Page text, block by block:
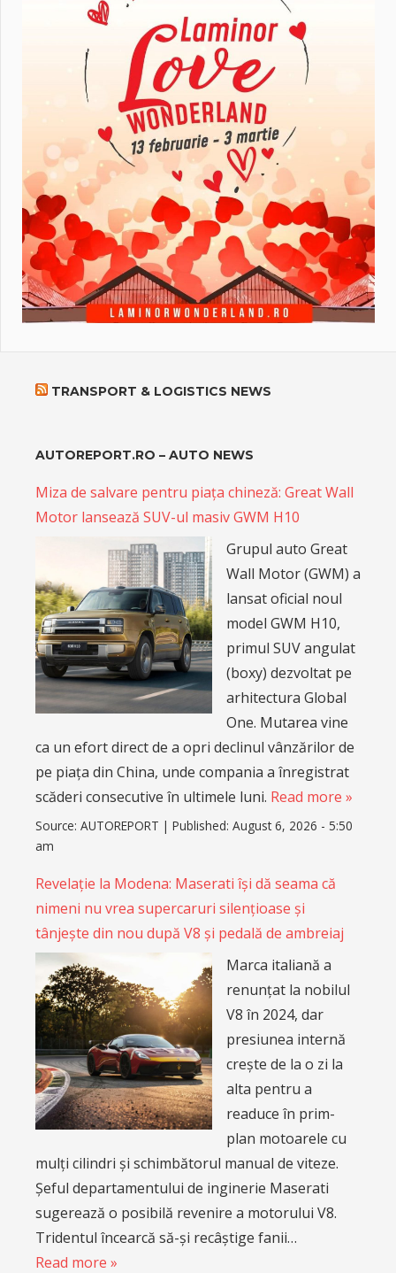
TRANSPORT & LOGISTICS NEWS
AUTOREPORT.RO – AUTO NEWS
Miza de salvare pentru piața chineză: Great Wall
Motor lansează SUV-ul masiv GWM H10
Grupul auto Great
Wall Motor (GWM) a
lansat oficial noul
model GWM H10,
primul SUV angulat
(boxy) dezvoltat pe
arhitectura Global
One. Mutarea vine
ca un efort direct de a opri declinul vânzărilor de
pe piața din China, unde compania a înregistrat
scăderi consecutive în ultimele luni. Read more »
Source: AUTOREPORT | Published: August 6, 2026 - 5:50
am
Revelație la Modena: Maserati își dă seama că
nimeni nu vrea supercaruri silențioase și
tânjește din nou după V8 și pedală de ambreiaj
Marca italiană a
renunțat la nobilul
V8 în 2024, dar
presiunea internă
crește de la o zi la
alta pentru a
readuce în prim-
plan motoarele cu
mulți cilindri și schimbătorul manual de viteze.
Șeful departamentului de inginerie Maserati
sugerează o posibilă revenire a motorului V8.
Tridentul încearcă să-și recâștige fanii…
Read more »